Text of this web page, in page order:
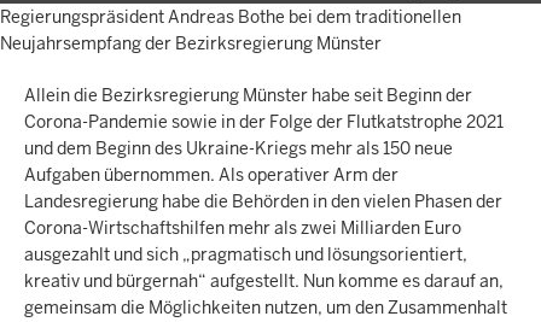
Regierungspräsident Andreas Bothe bei dem traditionellen
Neujahrsempfang der Bezirksregierung Münster
Allein die Bezirksregierung Münster habe seit Beginn der
Corona-Pandemie sowie in der Folge der Flutkatstrophe 2021
und dem Beginn des Ukraine-Kriegs mehr als 150 neue
Aufgaben übernommen. Als operativer Arm der
Landesregierung habe die Behörden in den vielen Phasen der
Corona-Wirtschaftshilfen mehr als zwei Milliarden Euro
ausgezahlt und sich „pragmatisch und lösungsorientiert,
kreativ und bürgernah“ aufgestellt. Nun komme es darauf an,
gemeinsam die Möglichkeiten nutzen, um den Zusammenhalt